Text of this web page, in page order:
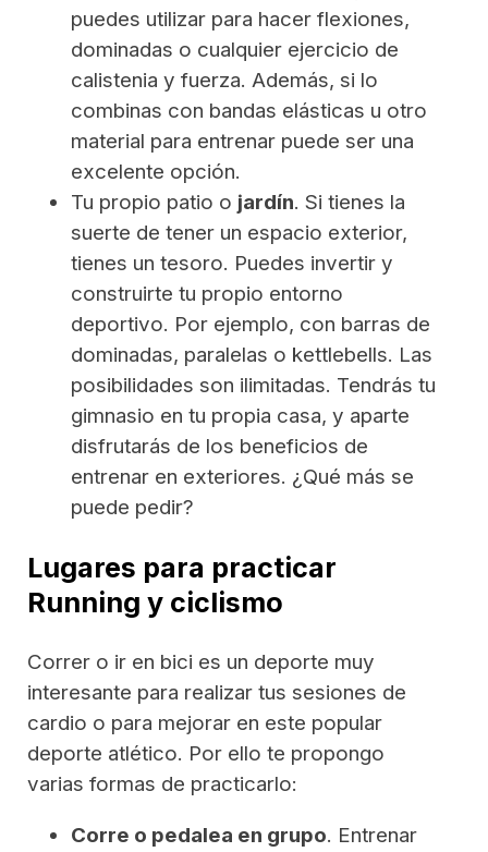
puedes utilizar para hacer flexiones,
dominadas o cualquier ejercicio de
calistenia y fuerza. Además, si lo
combinas con bandas elásticas u otro
material para entrenar puede ser una
excelente opción.
Tu propio patio o jardín. Si tienes la
suerte de tener un espacio exterior,
tienes un tesoro. Puedes invertir y
construirte tu propio entorno
deportivo. Por ejemplo, con barras de
dominadas, paralelas o kettlebells. Las
posibilidades son ilimitadas. Tendrás tu
gimnasio en tu propia casa, y aparte
disfrutarás de los beneficios de
entrenar en exteriores. ¿Qué más se
puede pedir?
Lugares para practicar
Running y ciclismo
Correr o ir en bici es un deporte muy
interesante para realizar tus sesiones de
cardio o para mejorar en este popular
deporte atlético. Por ello te propongo
varias formas de practicarlo:
Corre o pedalea en grupo. Entrenar